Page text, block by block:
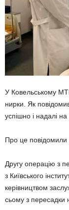
У Ковельському
нирки. Як
успішно і надалі на
Про це повідомили
Другу операцію з
з Київського
керівництвом
сьому з пересадки